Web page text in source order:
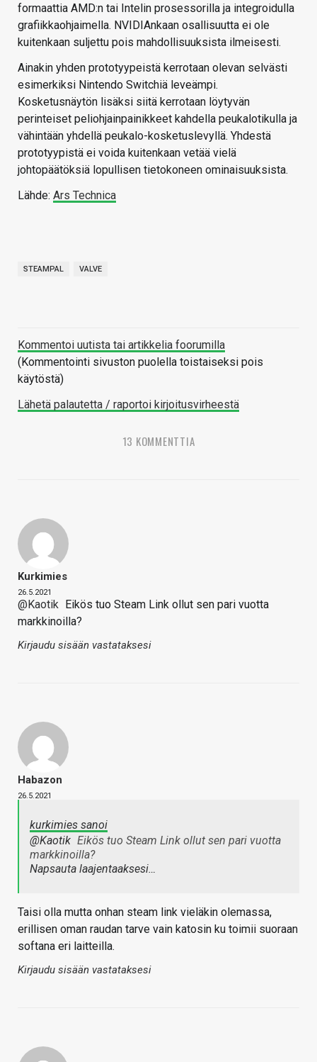
formaattia AMD:n tai Intelin prosessorilla ja integroidulla
grafiikkaohjaimella. NVIDIAnkaan osallisuutta ei ole
kuitenkaan suljettu pois mahdollisuuksista ilmeisesti.
Ainakin yhden prototyypeistä kerrotaan olevan selvästi
esimerkiksi Nintendo Switchiä leveämpi.
Kosketusnäytön lisäksi siitä kerrotaan löytyvän
perinteiset peliohjainpainikkeet kahdella peukalotikulla ja
vähintään yhdellä peukalo-kosketuslevyllä. Yhdestä
prototyypistä ei voida kuitenkaan vetää vielä
johtopäätöksiä lopullisen tietokoneen ominaisuuksista.
Lähde: Ars Technica
STEAMPAL VALVE
Kommentoi uutista tai artikkelia foorumilla
(Kommentointi sivuston puolella toistaiseksi pois
käytöstä)
Lähetä palautetta / raportoi kirjoitusvirheestä
13 KOMMENTTIA
Kurkimies
26.5.2021
@Kaotik Eikös tuo Steam Link ollut sen pari vuotta
markkinoilla?
Kirjaudu sisään vastataksesi
Habazon
26.5.2021
kurkimies sanoi
@Kaotik Eikös tuo Steam Link ollut sen pari vuotta
markkinoilla?
Napsauta laajentaaksesi…
Taisi olla mutta onhan steam link vieläkin olemassa,
erillisen oman raudan tarve vain katosin ku toimii suoraan
softana eri laitteilla.
Kirjaudu sisään vastataksesi